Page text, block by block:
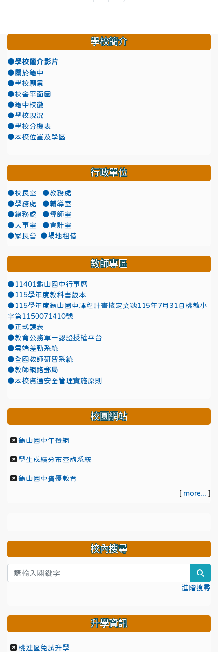
學校簡介
●學校簡介影片
●關於龜中
●學校願景
●校舍平面圖
●龜中校徽
●學校現況
●學校分機表
●本校位置及學區
行政單位
●校長室
●教務處
●學務處
●輔導室
●總務處
●導師室
●人事室
●會計室
●家長會
●場地租借
教師專區
●11401龜山國中行事曆
●115學年度教科書版本
●115學年度龜山國中課程計畫核定文號115年7月31日桃教小
字第1150071410號
●正式課表
●教育公務單一認證授權平台
●雲端差勤系統
●全國教師研習系統
●教師網路郵局
●本校資通安全管理實施原則
校園網站
龜山國中午餐網
學生成績分布查詢系統
龜山國中資優教育
[ more... ]
校內搜尋
進階搜尋
升學資訊
桃連區免試升學